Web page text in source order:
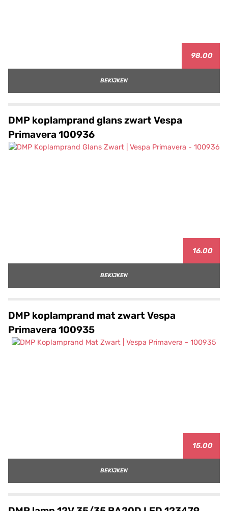
98.00
BEKIJKEN
DMP koplamprand glans zwart Vespa
Primavera 100936
16.00
BEKIJKEN
DMP koplamprand mat zwart Vespa
Primavera 100935
15.00
BEKIJKEN